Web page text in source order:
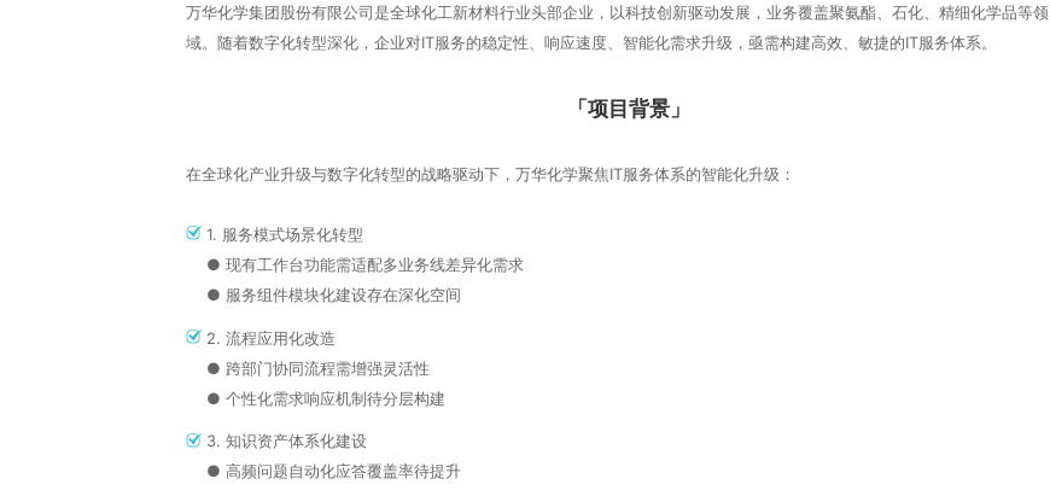
万华化学集团股份有限公司‌是‌全球化工新材料行业头部企业‌，以科技创新驱动发展，业务覆盖聚氨酯、石化、精细化学品等领
域。随着‌数字化转型深化‌，企业对IT服务的‌稳定性、响应速度、智能化‌需求升级，亟需构建高效、敏捷的IT服务体系。
「项目背景」
在全球化产业升级与数字化转型的战略驱动下，万华化学聚焦IT服务体系的智能化升级：
1. ‌服务模式场景化转型
● 现有工作台功能需适配多业务线差异化需求
● 服务组件模块化建设存在深化空间
2.‌ 流程应用化改造
● 跨部门协同流程需增强灵活性
● 个性化需求响应机制待分层构建
3. ‌‌知识资产体系化建设
● 高频问题自动化应答覆盖率待提升